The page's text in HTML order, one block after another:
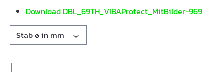
Download DBL_69TH_VIBAProtect_MitBilder-969
Stab ø in mm